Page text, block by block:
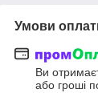
Умови
Ви
або гроші